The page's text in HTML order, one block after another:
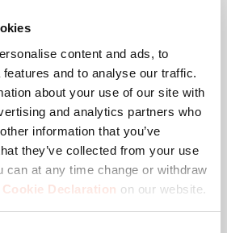
content and ads, to
and to analyse our traffic.
about your use of our site with
and analytics partners who
information that you’ve
they’ve collected from your use
can at any time change or withdraw
Cookie Declaration on our website.
& certificats